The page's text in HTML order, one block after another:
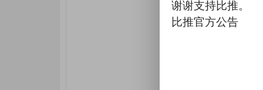
谢谢支持比推。
比推官方公告